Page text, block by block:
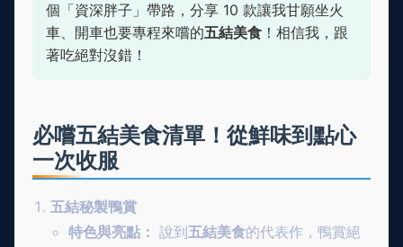
個「資深胖子」帶路，分享 10 款讓我甘願坐火
車、開車也要專程來嚐的五結美食 ！相信我，跟
著吃絕對沒錯！
必嚐五結美食清單！從鮮味到點心
一次收服
五結秘製鴨賞
特色與亮點： 說到 五結美食的代表作，鴨賞絕